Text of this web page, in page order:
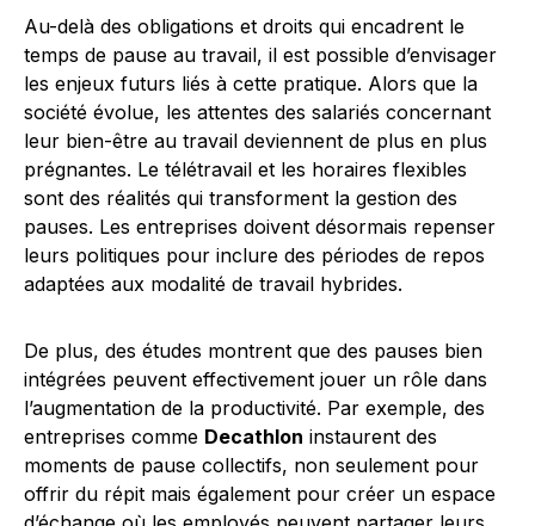
Au-delà des obligations et droits qui encadrent le
temps de pause au travail, il est possible d’envisager
les enjeux futurs liés à cette pratique. Alors que la
société évolue, les attentes des salariés concernant
leur bien-être au travail deviennent de plus en plus
prégnantes. Le télétravail et les horaires flexibles
sont des réalités qui transforment la gestion des
pauses. Les entreprises doivent désormais repenser
leurs politiques pour inclure des périodes de repos
adaptées aux modalité de travail hybrides.
De plus, des études montrent que des pauses bien
intégrées peuvent effectivement jouer un rôle dans
l’augmentation de la productivité. Par exemple, des
entreprises comme Decathlon instaurent des
moments de pause collectifs, non seulement pour
offrir du répit mais également pour créer un espace